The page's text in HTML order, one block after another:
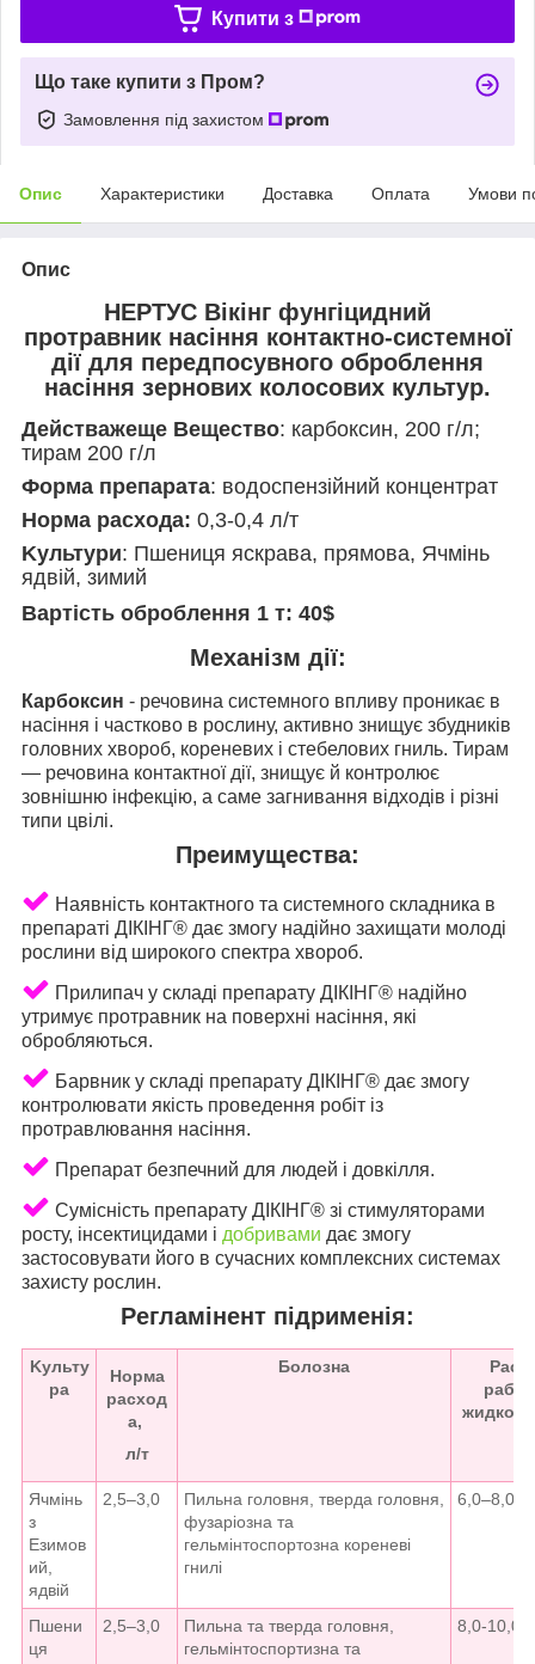
Купити з
Що таке купити з Пром?
Замовлення під захистом
Опис Характеристики Доставка Оплата Умови
Опис
НЕРТУС Вікінг фунгіцидний
протравник насіння контактно-системної
дії для передпосувного оброблення
насіння зернових колосових культур.
Дeйcтважeщe Beщecтвo: карбоксин, 200 г/л;
тирам 200 г/л
Фopмa пpeпapaтa: водоспензійний концентрат
Hopмa pacxoдa: 0,3-0,4 л/т
Kультури: Пшениця яскрава, прямова, Ячмінь
ядвій, зимий
Вартість оброблення 1 т: 40$
Механізм дії:
Карбоксин - речовина системного впливу проникає в
насіння і частково в рослину, активно знищує збудників
головних хвороб, кореневих і стебелових гниль. Тирам
— речовина контактної дії, знищує й контролює
зовнішню інфекцію, а саме загнивання відходів і різні
типи цвілі.
Пpeимущecтвa:
Наявність контактного та системного складника в
препараті ДІКІНГ® дає змогу надійно захищати молоді
рослини від широкого спектра хвороб.
Прилипач у складі препарату ДІКІНГ® надійно
утримує протравник на поверхні насіння, які
обробляються.
Барвник у складі препарату ДІКІНГ® дає змогу
контролювати якість проведення робіт із
протравлювання насіння.
Препарат безпечний для людей і довкілля.
Сумісність препарату ДІКІНГ® зі стимуляторами
росту, інсектицидами і добривами дає змогу
застосовувати його в сучасних комплексних системах
захисту рослин.
Peглaмінент підрименія:
Kульту
pa
Hopмa
pacxoд
a,
л/т
Бoлозна
Ячмінь
з
Eзимов
ий,
ядвій
2,5–3,0
Пильна головня, тверда головня,
фузаріозна та
гельмінтоспортозна кореневі
гнилі
6,0–8,0
Пшени
ця
2,5–3,0
Пильна та тверда головня,
гельмінтоспортизна та
8,0-10,0